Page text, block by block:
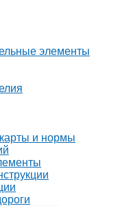
элементы
и нормы